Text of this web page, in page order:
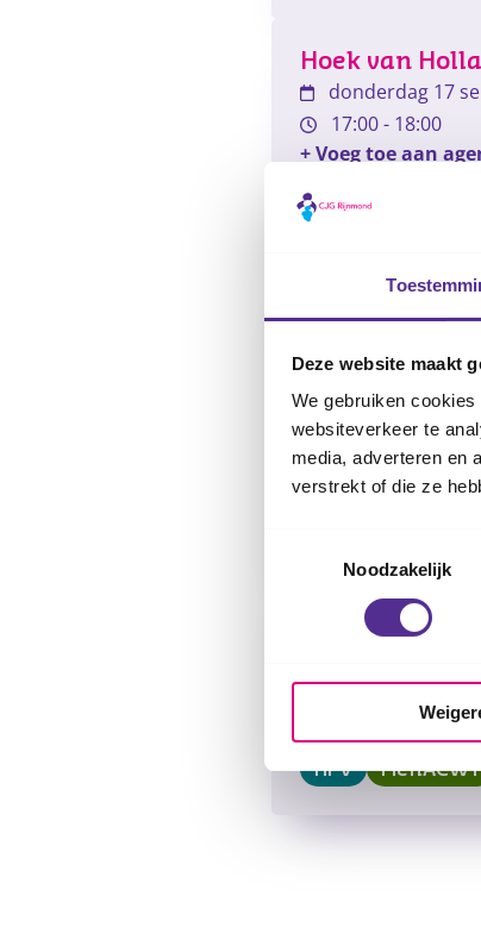
Deze website maakt
We gebruiken
websiteverkeer te
media, adverteren en
verstrekt of die ze
Noodzakelijk
Hoek van
donderdag 17
17:00- 18:00
+ Voeg toe aan
HPV
15:00-18:00
+ Voeg toe aan
Rozenburg
dinsdag 22
15:00-18:00
+ Voeg toe aan
HPV MenACWY